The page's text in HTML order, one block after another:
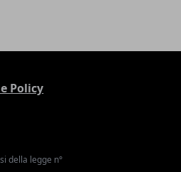
Policy
della legge n°